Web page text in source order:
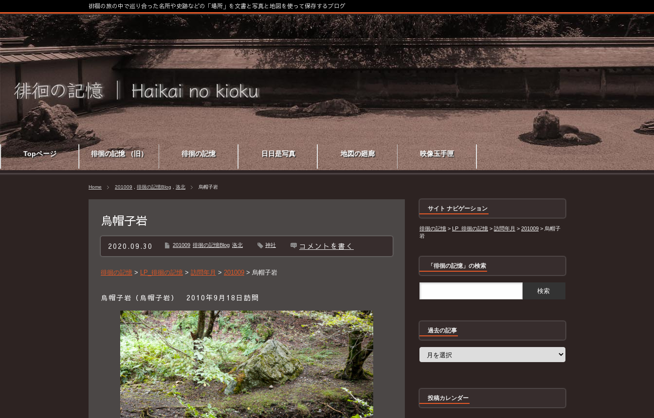
Topページ 徘徊の記憶 （旧） 徘徊の記憶 日日是写真 地図の廻廊 映像玉手匣
徘徊の旅の中で巡り合った名所や史跡などの「場所」を文書と写真と地図を使って保存するブログ
Home 201009 徘徊の記憶Blog 洛北 烏帽子岩
烏帽子岩
2020.09.30 201009 徘徊の記憶Blog 洛北 神社 コメントを書く
徘徊の記憶 > LP_徘徊の記憶 > 訪問年月 > 201009 > 烏帽子岩
烏帽子岩（烏帽子岩） 2010年9月18日訪問
サイト ナビゲーション
徘徊の記憶 > LP_徘徊の記憶 > 訪問年月 > 201009 > 烏帽子
岩
「徘徊の記憶」の検索
過去の記事
過
投稿カレンダー